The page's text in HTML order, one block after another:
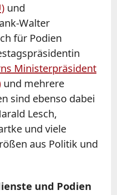
und
Walter
für Podien
Ministerpräsident
und mehrere
sind ebenso dabei
Lesch,
und viele
aus Politik und
und Podien